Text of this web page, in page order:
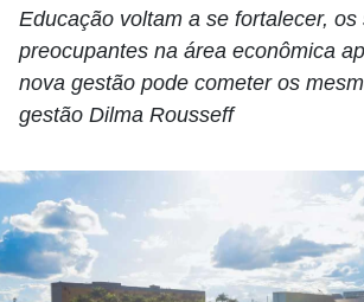
Educação voltam a se fortalecer, os
preocupantes na área econômica
nova gestão pode cometer os
gestão Dilma Rousseff